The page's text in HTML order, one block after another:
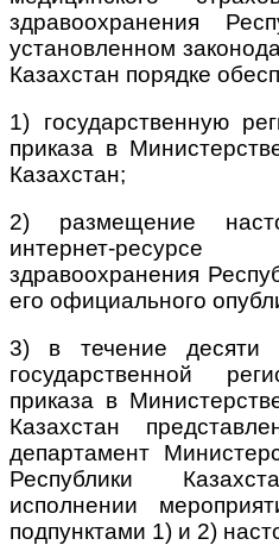
здравоохранения
установленном
Казахстан порядке
1) государственную
приказа в
Казахстан;
2) размещение
интернет-
здравоохранения
его официального
3) в течение десяти
государственной
приказа в
Казахстан
департамент
Республики
исполнении
подпунктами 1) и 2)